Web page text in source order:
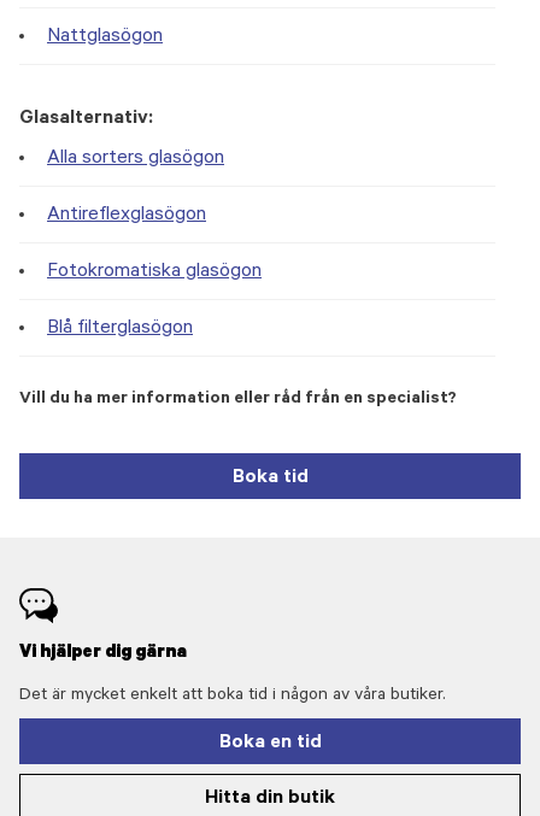
Nattglasögon
Glasalternativ:
Alla sorters glasögon
Antireflexglasögon
Fotokromatiska glasögon
Blå filterglasögon
Vill du ha mer information eller råd från en specialist?
Boka tid
Vi hjälper dig gärna
Det är mycket enkelt att boka tid i någon av våra butiker.
Boka en tid
Hitta din butik